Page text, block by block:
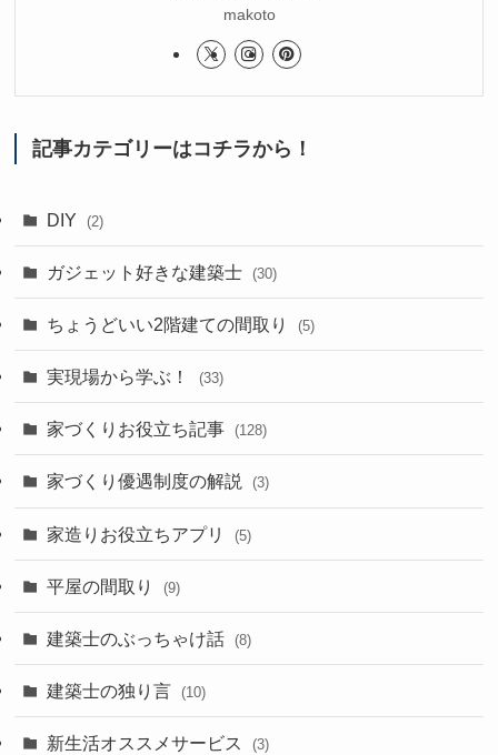
makoto
記事カテゴリーはコチラから！
DIY (2)
ガジェット好きな建築士 (30)
ちょうどいい2階建ての間取り (5)
実現場から学ぶ！ (33)
家づくりお役立ち記事 (128)
家づくり優遇制度の解説 (3)
家造りお役立ちアプリ (5)
平屋の間取り (9)
建築士のぶっちゃけ話 (8)
建築士の独り言 (10)
新生活オススメサービス (3)